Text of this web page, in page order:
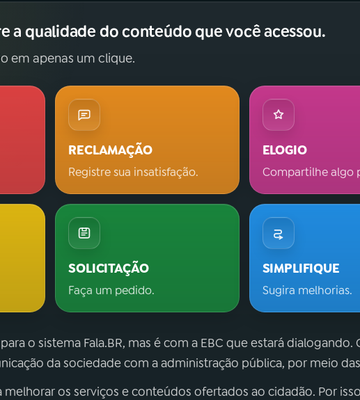
a qualidade do conteúdo que você acessou.
em apenas um clique.
RECLAMAÇÃO
Registre sua insatisfação.
ELOGIO
Compartilhe algo
SOLICITAÇÃO
Faça um pedido.
SIMPLIFIQUE
Sugira melhorias.
o sistema Fala.BR, mas é com a EBC que estará dialogando.
da sociedade com a administração pública, por meio
melhorar os serviços e conteúdos ofertados ao cidadão. Por